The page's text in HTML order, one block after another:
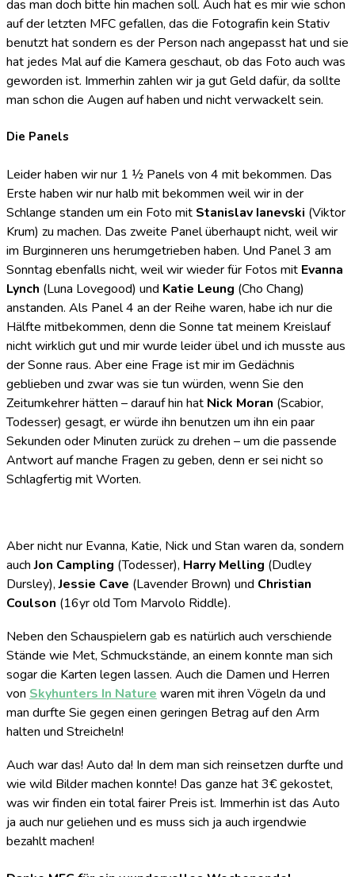
das man doch bitte hin machen soll. Auch hat es mir wie schon
auf der letzten MFC gefallen, das die Fotografin kein Stativ
benutzt hat sondern es der Person nach angepasst hat und sie
hat jedes Mal auf die Kamera geschaut, ob das Foto auch was
geworden ist. Immerhin zahlen wir ja gut Geld dafür, da sollte
man schon die Augen auf haben und nicht verwackelt sein.
Die Panels
Leider haben wir nur 1 ½ Panels von 4 mit bekommen. Das
Erste haben wir nur halb mit bekommen weil wir in der
Schlange standen um ein Foto mit Stanislav Ianevski (Viktor
Krum) zu machen. Das zweite Panel überhaupt nicht, weil wir
im Burginneren uns herumgetrieben haben. Und Panel 3 am
Sonntag ebenfalls nicht, weil wir wieder für Fotos mit Evanna
Lynch (Luna Lovegood) und Katie Leung (Cho Chang)
anstanden. Als Panel 4 an der Reihe waren, habe ich nur die
Hälfte mitbekommen, denn die Sonne tat meinem Kreislauf
nicht wirklich gut und mir wurde leider übel und ich musste aus
der Sonne raus. Aber eine Frage ist mir im Gedächnis
geblieben und zwar was sie tun würden, wenn Sie den
Zeitumkehrer hätten – darauf hin hat Nick Moran (Scabior,
Todesser) gesagt, er würde ihn benutzen um ihn ein paar
Sekunden oder Minuten zurück zu drehen – um die passende
Antwort auf manche Fragen zu geben, denn er sei nicht so
Schlagfertig mit Worten.
Aber nicht nur Evanna, Katie, Nick und Stan waren da, sondern
auchJon Campling (Todesser), Harry Melling (Dudley
Dursley),Jessie Cave (Lavender Brown) und Christian
Coulson (16yr old Tom Marvolo Riddle).
Neben den Schauspielern gab es natürlich auch verschiende
Stände wie Met, Schmuckstände, an einem konnte man sich
sogar die Karten legen lassen. Auch die Damen und Herren
von Skyhunters In Nature waren mit ihren Vögeln da und
man durfte Sie gegen einen geringen Betrag auf den Arm
halten und Streicheln!
Auch war das! Auto da! In dem man sich reinsetzen durfte und
wie wild Bilder machen konnte! Das ganze hat 3€ gekostet,
was wir finden ein total fairer Preis ist. Immerhin ist das Auto
ja auch nur geliehen und es muss sich ja auch irgendwie
bezahlt machen!